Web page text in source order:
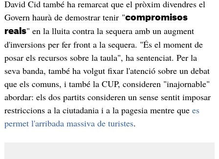
David Cid també ha remarcat que el pròxim divendres el
Govern haurà de demostrar tenir "compromisos
reals" en la lluita contra la sequera amb un augment
d'inversions per fer front a la sequera. "És el moment de
posar els recursos sobre la taula", ha sentenciat. Per la
seva banda, també ha volgut fixar l'atenció sobre un debat
que els comuns, i també la CUP, consideren "inajornable"
abordar: els dos partits consideren un sense sentit imposar
restriccions a la ciutadania i a la pagesia mentre que es
permet l'arribada massiva de turistes.